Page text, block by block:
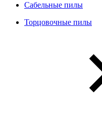
Сабельные пилы
Торцовочные пилы